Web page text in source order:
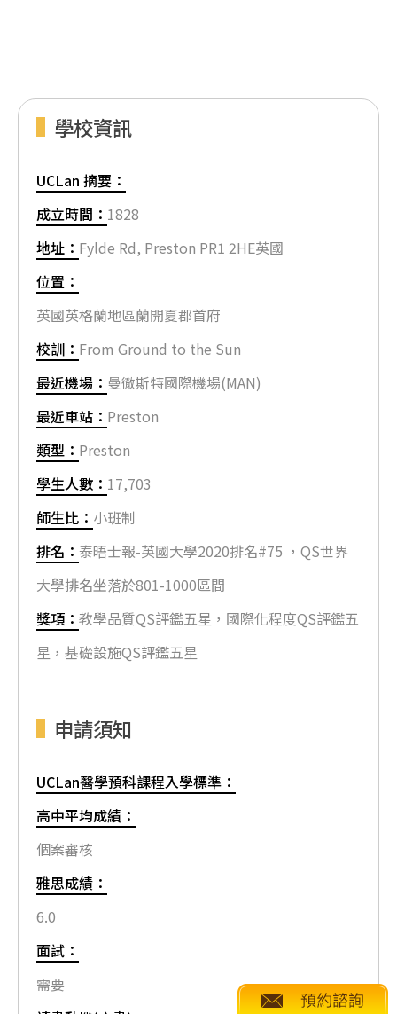
學校資訊
UCLan 摘要：
成立時間： 1828
地址： Fylde Rd, Preston PR1 2HE英國
位置：
英國英格蘭地區蘭開夏郡首府
校訓： From Ground to the Sun
最近機場： 曼徹斯特國際機場(MAN)
最近車站： Preston
類型： Preston
學生人數： 17,703
師生比： 小班制
排名： 泰晤士報-英國大學2020排名#75 ，QS世界
大學排名坐落於801-1000區間
獎項： 教學品質QS評鑑五星，國際化程度QS評鑑五
星，基礎設施QS評鑑五星
申請須知
UCLan醫學預科課程入學標準：
高中平均成績：
個案審核
雅思成績：
6.0
面試：
需要